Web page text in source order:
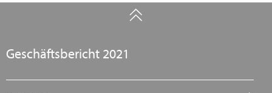
Geschäftsbericht 2021